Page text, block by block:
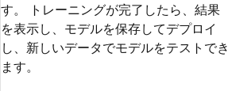
す。 トレーニングが完了したら、結果
を表示し、モデルを保存してデプロイ
し、新しいデータでモデルをテストでき
ます。